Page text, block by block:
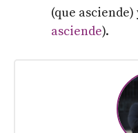
(que asciende)
asciende).